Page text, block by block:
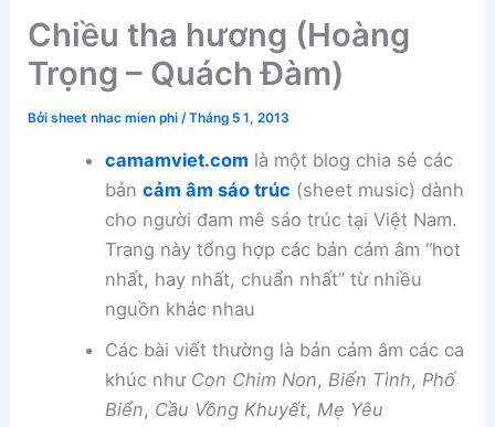
Chiều tha hương (Hoàng
Trọng – Quách Đàm)
Bởisheet nhac mien phi/Tháng 5 1, 2013
camamviet.com là một blog chia sẻ các
bản cảm âm sáo trúc (sheet music) dành
cho người đam mê sáo trúc tại Việt Nam.
Trang này tổng hợp các bản cảm âm “hot
nhất, hay nhất, chuẩn nhất” từ nhiều
nguồn khác nhau
Các bài viết thường là bản cảm âm các ca
khúc như Con Chim Non, Biển Tình, Phố
Biển, Cầu Vồng Khuyết, Mẹ Yêu